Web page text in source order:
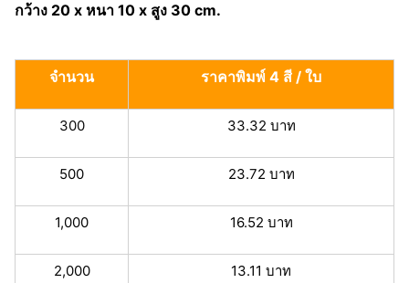
กว้าง 20 x หนา 10 x สูง 30 cm.
จำนวน ราคาพิมพ์ 4 สี / ใบ
300 33.32 บาท
500 23.72 บาท
1,000 16.52 บาท
2,000 13.11 บาท